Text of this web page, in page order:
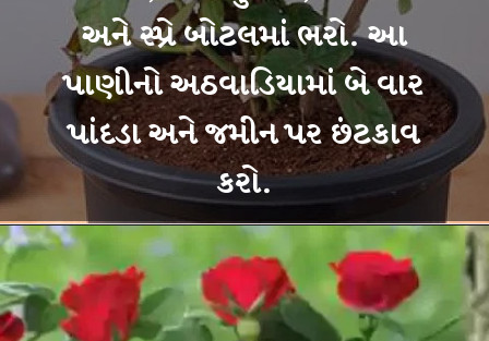
અને સ્પ્રે બોટલમાં ભરો. આ
પાણીનો અઠવાડિયામાં બે વાર
પાંદડા અને જમીન પર છંટકાવ
કરો.